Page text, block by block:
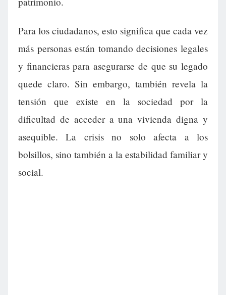
Para los ciudadanos, esto significa que cada vez
más personas están tomando decisiones legales
y financieras para asegurarse de que su legado
quede claro. Sin embargo, también revela la
tensión que existe en la sociedad por la
dificultad de acceder a una vivienda digna y
asequible. La crisis no solo afecta a los
bolsillos, sino también a la estabilidad familiar y
social.